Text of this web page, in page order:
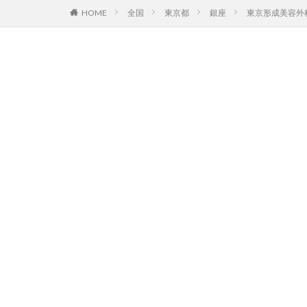
HOME 全国 東京都 銀座 東京形成美容外